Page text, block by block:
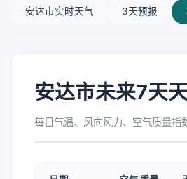
安达市实时天气 3天预报
安达市未来7天
每日气温、风向风力、空气质量指